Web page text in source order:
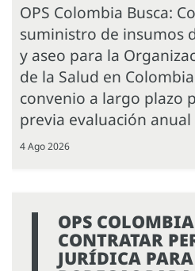
OPS Colombia Busca:
suministro de insumos
y aseo para la
de la Salud en
convenio a largo plazo
previa evaluación
4 Ago 2026
OPS
CONTRATAR
JURÍDICA